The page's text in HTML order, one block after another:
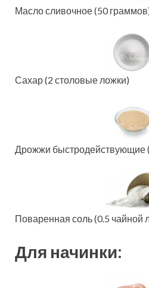
Масло сливочное (50
Сахар (2 столовые ложки)
Дрожжи быстродействующие
Поваренная соль (0.5 чайной
Для начинки: